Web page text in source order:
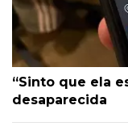
“Sinto que ela
desaparecida